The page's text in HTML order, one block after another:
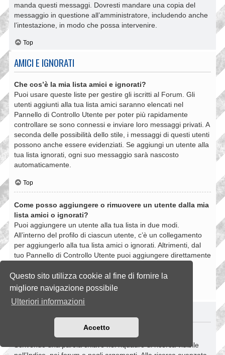
Questo sito utilizza cookie al fine di fornire la
migliore navigazione possibile
Ulteriori informazioni
Accetto
manda questi messaggi. Dovresti mandare una copia del
messaggio in questione all’amministratore, includendo anche
l’intestazione, in modo che possa intervenire.
Top
AMICI E IGNORATI
Che cos’è la mia lista amici e ignorati?
Puoi usare queste liste per gestire gli iscritti al Forum. Gli
utenti aggiunti alla tua lista amici saranno elencati nel
Pannello di Controllo Utente per poter più rapidamente
controllare se sono connessi e inviare loro messaggi privati. A
seconda delle possibilità dello stile, i messaggi di questi utenti
possono anche essere evidenziati. Se aggiungi un utente alla
tua lista ignorati, ogni suo messaggio sarà nascosto
automaticamente.
Top
Come posso aggiungere o rimuovere un utente dalla mia
lista amici o ignorati?
Puoi aggiungere un utente alla tua lista in due modi.
All’interno del profilo di ciascun utente, c’è un collegamento
per aggiungerlo alla tua lista amici o ignorati. Altrimenti, dal
tuo Pannello di Controllo Utente puoi aggiungere direttamente
rimuovere un utente dalla lista dalla stessa pagina.
Top
Come si fanno le ricerche nella Board?
Scrivendo una parola chiave nel riquadro di ricerca visibile